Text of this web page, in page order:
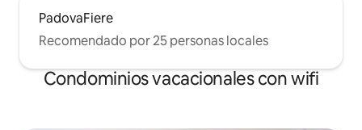
PadovaFiere
Recomendado por 25 personas locales
Condominios vacacionales con wifi